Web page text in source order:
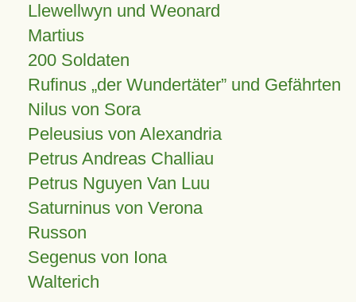
Llewellwyn und Weonard
Martius
200 Soldaten
Rufinus „der Wundertäter” und Gefährten
Nilus von Sora
Peleusius von Alexandria
Petrus Andreas Challiau
Petrus Nguyen Van Luu
Saturninus von Verona
Russon
Segenus von Iona
Walterich